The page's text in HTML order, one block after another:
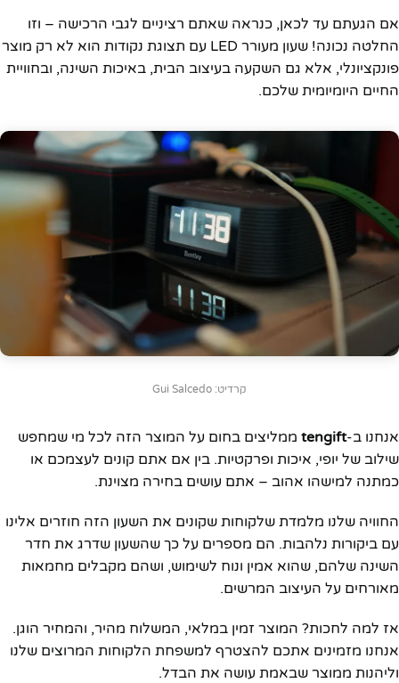
אם הגעתם עד לכאן, כנראה שאתם רציניים לגבי הרכישה – וזו
החלטה נכונה! שעון מעורר LED עם תצוגת נקודות הוא לא רק מוצר
פונקציונלי, אלא גם השקעה בעיצוב הבית, באיכות השינה, ובחוויית
החיים היומיומית שלכם.
קרדיט: Gui Salcedo
אנחנו ב-tengift ממליצים בחום על המוצר הזה לכל מי שמחפש
שילוב של יופי, איכות ופרקטיות. בין אם אתם קונים לעצמכם או
כמתנה למישהו אהוב – אתם עושים בחירה מצוינת.
החוויה שלנו מלמדת שלקוחות שקונים את השעון הזה חוזרים אלינו
עם ביקורות נלהבות. הם מספרים על כך שהשעון שדרג את חדר
השינה שלהם, שהוא אמין ונוח לשימוש, ושהם מקבלים מחמאות
מאורחים על העיצוב המרשים.
אז למה לחכות? המוצר זמין במלאי, המשלוח מהיר, והמחיר הוגן.
אנחנו מזמינים אתכם להצטרף למשפחת הלקוחות המרוצים שלנו
וליהנות ממוצר שבאמת עושה את הבדל.